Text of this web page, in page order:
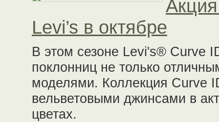
Levi’s в октябре
В этом сезоне Levi's® Curve
поклонниц не только
моделями. Коллекция Curve
вельветовыми джинсами в
цветах.